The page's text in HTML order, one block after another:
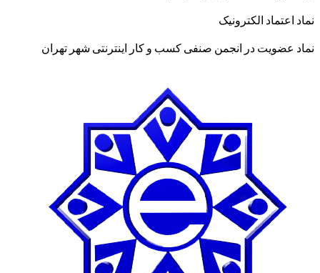
نماد اعتماد الکترونیک
نماد عضویت در انجمن صنفی کسب و کار اینترنتی شهر تهران